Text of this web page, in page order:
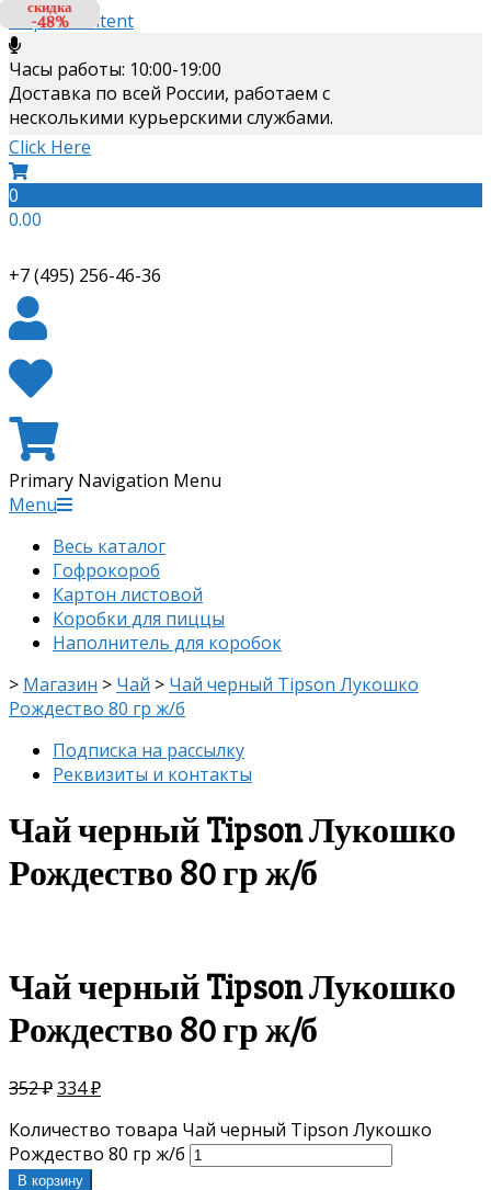
Skip to content
Часы работы: 10:00-19:00
Доставка по всей России, работаем с
несколькими курьерскими службами.
Click Here
0
0.00
+7 (495) 256-46-36
Primary Navigation Menu
Menu
Весь каталог
Гофрокороб
Картон листовой
Коробки для пиццы
Наполнитель для коробок
> Магазин > Чай > Чай черный Tipson Лукошко
Рождество 80 гр ж/б
Подписка на рассылку
Реквизиты и контакты
Чай черный Tipson Лукошко
Рождество 80 гр ж/б
Чай черный Tipson Лукошко
Рождество 80 гр ж/б
352₽334₽
Количество товара Чай черный Tipson Лукошко
Рождество 80 гр ж/б
В корзину
скидка
-6%
скидка
-3%
скидка
-48%